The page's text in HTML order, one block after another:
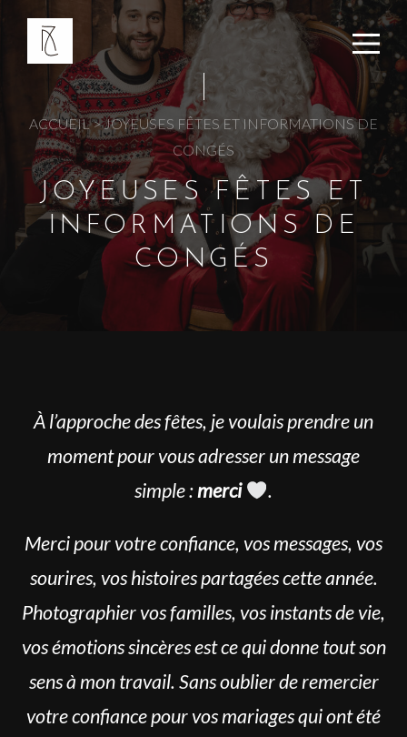
ACCUEIL>JOYEUSES FÊTES ET INFORMATIONS DE
CONGÉS
JOYEUSES FÊTES ET
INFORMATIONS DE
CONGÉS
À l’approche des fêtes, je voulais prendre un
moment pour vous adresser un message
simple :merci .
Merci pour votre confiance, vos messages, vos
sourires, vos histoires partagées cette année.
Photographier vos familles, vos instants de vie,
vos émotions sincères est ce qui donne tout son
sens à mon travail. Sans oublier de remercier
votre confiance pour vos mariages qui ont été
Panneau de gestion des cookies